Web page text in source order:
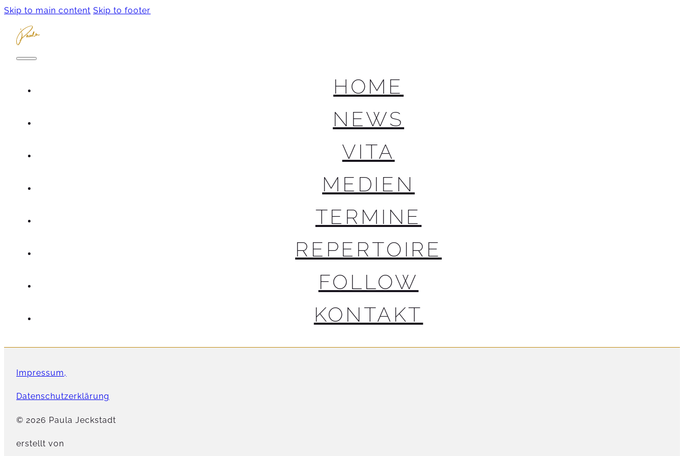
Skip to main content Skip to footer
HOME
NEWS
VITA
MEDIEN
TERMINE
REPERTOIRE
FOLLOW
KONTAKT
Impressum,
Datenschutzerklärung
© 2026 Paula Jeckstadt
erstellt von